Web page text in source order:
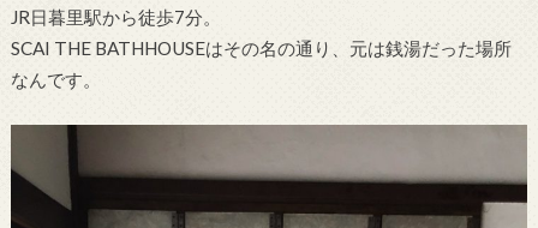
JR日暮里駅から徒歩7分。
SCAI THE BATHHOUSEはその名の通り、元は銭湯だった場所
なんです。